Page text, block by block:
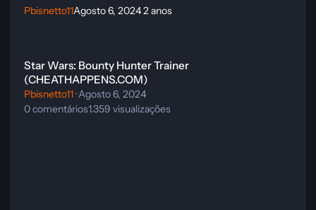
Pbisnetto11Agosto 6, 20242 anos
Star Wars: Bounty Hunter Trainer
(CHEATHAPPENS.COM)
Pbisnetto11·Agosto 6, 2024
0comentários1.359 visualizações